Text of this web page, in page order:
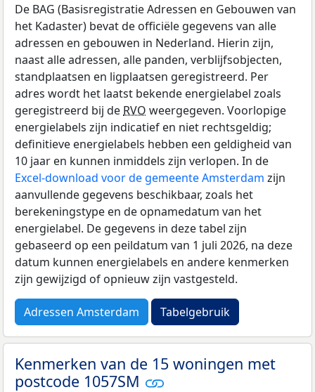
De BAG (Basisregistratie Adressen en Gebouwen van
het Kadaster) bevat de officiële gegevens van alle
adressen en gebouwen in Nederland. Hierin zijn,
naast alle adressen, alle panden, verblijfsobjecten,
standplaatsen en ligplaatsen geregistreerd. Per
adres wordt het laatst bekende energielabel zoals
geregistreerd bij de RVO weergegeven. Voorlopige
energielabels zijn indicatief en niet rechtsgeldig;
definitieve energielabels hebben een geldigheid van
10 jaar en kunnen inmiddels zijn verlopen. In de
Excel-download voor de gemeente Amsterdam zijn
aanvullende gegevens beschikbaar, zoals het
berekeningstype en de opnamedatum van het
energielabel. De gegevens in deze tabel zijn
gebaseerd op een peildatum van 1 juli 2026, na deze
datum kunnen energielabels en andere kenmerken
zijn gewijzigd of opnieuw zijn vastgesteld.
Adressen Amsterdam Tabelgebruik
Kenmerken van de 15 woningen met
postcode 1057SM